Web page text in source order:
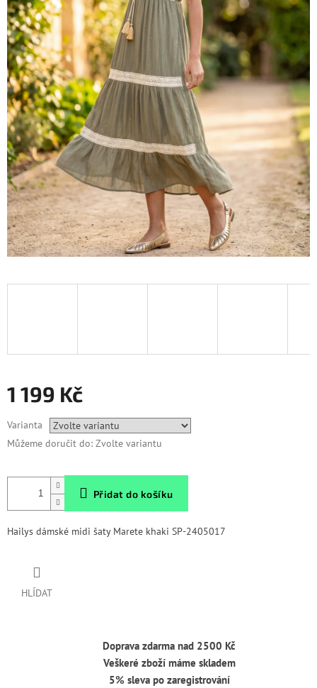
1 199 Kč
cena:
Varianta
Můžeme doručit do: Zvolte variantu
Přidat do košíku
Hailys dámské midi šaty Marete khaki SP-2405017
HLÍDAT
Doprava zdarma nad 2500 Kč
Veškeré zboží máme skladem
5% sleva po zaregistrování